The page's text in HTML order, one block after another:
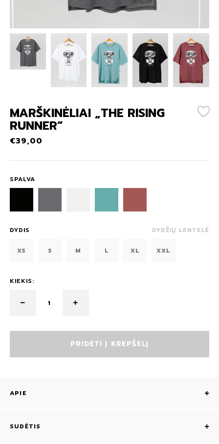
MARŠKINĖLIAI „THE RISING
RUNNER”
€39,00
SPALVA
DYDIS DYDŽIŲ LENTELĖ
XS S M L XL XXL
KIEKIS:
PRIDĖTI Į KREPŠELĮ
APIE
SUDĖTIS